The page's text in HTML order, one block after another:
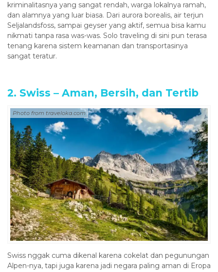
kriminalitasnya yang sangat rendah, warga lokalnya ramah,
dan alamnya yang luar biasa. Dari aurora borealis, air terjun
Seljalandsfoss, sampai geyser yang aktif, semua bisa kamu
nikmati tanpa rasa was-was. Solo traveling di sini pun terasa
tenang karena sistem keamanan dan transportasinya
sangat teratur.
2. Swiss – Aman, Bersih, dan Tertib
Photo from traveloka.com
Swiss nggak cuma dikenal karena cokelat dan pegunungan
Alpen-nya, tapi juga karena jadi negara paling aman di Eropa